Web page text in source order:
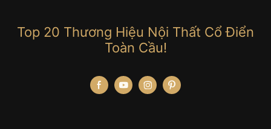
Top 20 Thương Hiệu Nội Thất Cổ Điển
Toàn Cầu!